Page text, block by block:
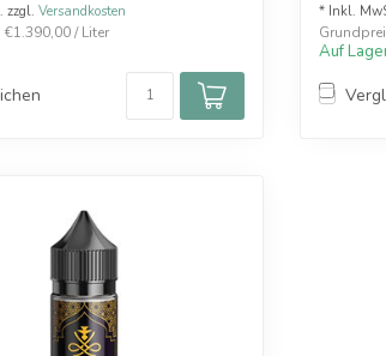
zzgl. Versandkosten
/ Liter
* Inkl.
Auf